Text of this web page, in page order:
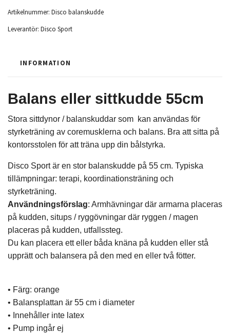
Artikelnummer: Disco balanskudde
Leverantör: Disco Sport
INFORMATION
Balans eller sittkudde 55cm
Stora sittdynor / balanskuddar som kan användas för
styrketräning av coremusklerna och balans. Bra att sitta på
kontorsstolen för att träna upp din bålstyrka.
Disco Sport är en stor balanskudde på 55 cm. Typiska
tillämpningar: terapi, koordinationsträning och
styrketräning.
Användningsförslag: Armhävningar där armarna placeras
på kudden, situps / ryggövningar där ryggen / magen
placeras på kudden, utfallssteg.
Du kan placera ett eller båda knäna på kudden eller stå
upprätt och balansera på den med en eller två fötter.
• Färg: orange
• Balansplattan är 55 cm i diameter
• Innehåller inte latex
• Pump ingår ej